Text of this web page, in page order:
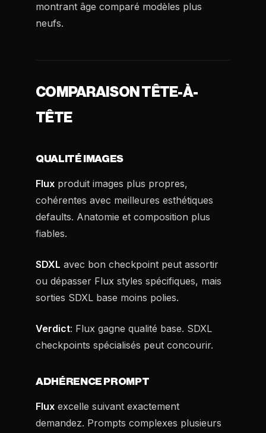
montrant âge comparé modèles plus
neufs.
COMPARAISON TÊTE-À-
TÊTE
QUALITÉ IMAGES
Flux produit images plus propres,
cohérentes avec meilleures esthétiques
defaults. Anatomie et composition plus
fiables.
SDXL avec bon checkpoint peut assortir
ou dépasser Flux styles spécifiques, mais
sorties SDXL base moins polies.
Verdict: Flux gagne qualité base. SDXL
checkpoints spécialisés peut concourir.
ADHÉRENCE PROMPT
Flux excelle suivant exactement
demandez. Prompts complexes plusieurs